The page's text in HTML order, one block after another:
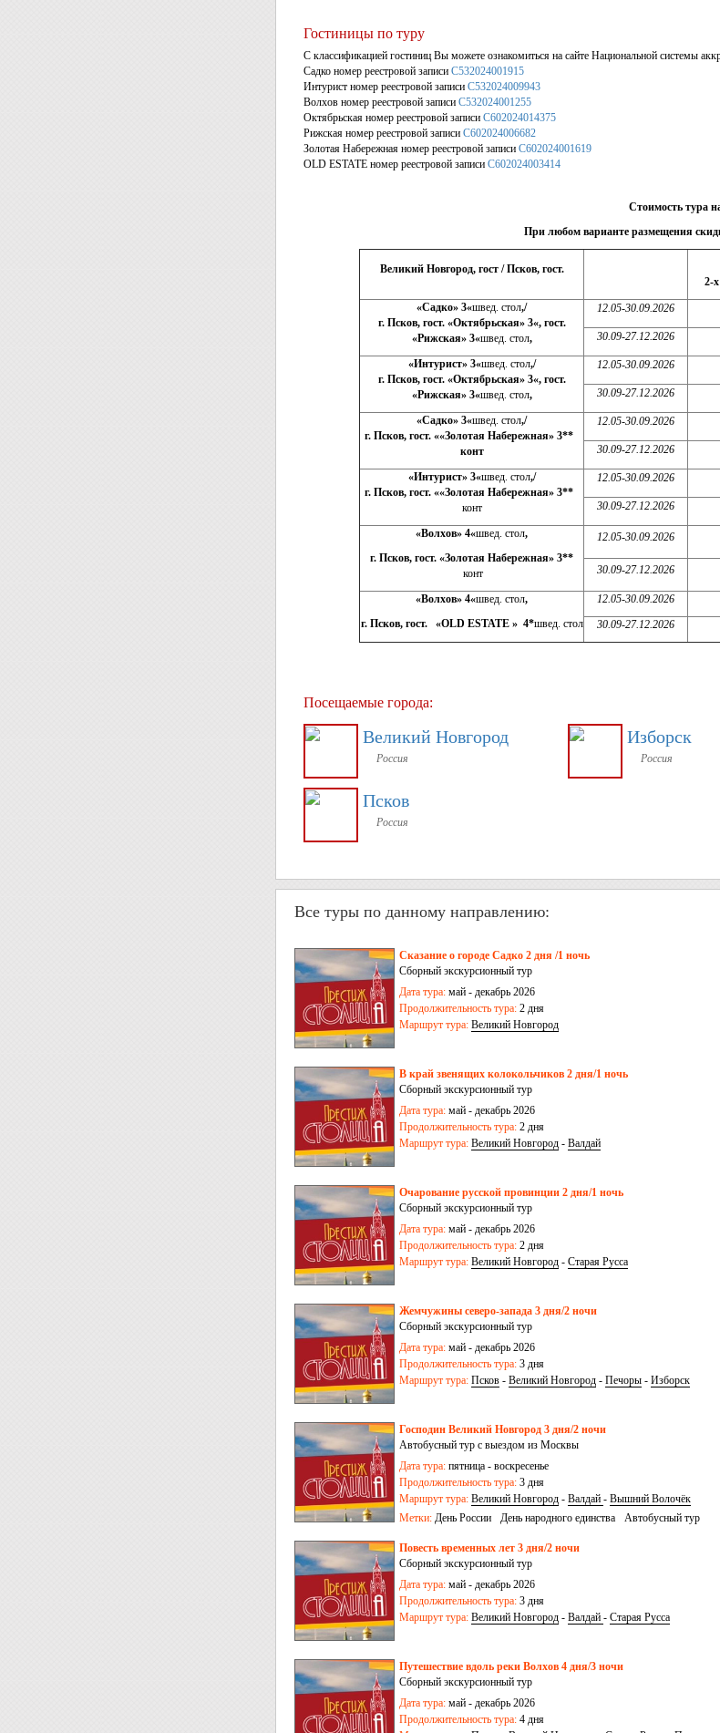
Гостиницы по туру
С классификацией гостиниц Вы можете ознакомиться на сайте Национальной системы
Садко номер реестровой записи С532024001915
Интурист номер реестровой записи С532024009943
Волхов номер реестровой записи С532024001255
Октябрьская номер реестровой записи С602024014375
Рижская номер реестровой записи С602024006682
Золотая Набережная номер реестровой записи С602024001619
OLD ESTATE номер реестровой записи С602024003414
Стоимость тура
При любом варианте размещения
Великий Новгород, гост / Псков, гост.
2-
«Садко» 3«швед. стол,/
г. Псков, гост. «Октябрьская» 3«, гост.
«Рижская» 3«швед. стол,
12.05-30.09.2026
30.09-27.12.2026
«Интурист» 3«швед. стол,/
г. Псков, гост. «Октябрьская» 3«, гост.
«Рижская» 3«швед. стол,
12.05-30.09.2026
30.09-27.12.2026
«Садко» 3«швед. стол,/
г. Псков, гост. ««Золотая Набережная» 3**
конт
12.05-30.09.2026
30.09-27.12.2026
«Интурист» 3«швед. стол,/
г. Псков, гост. ««Золотая Набережная» 3**
конт
12.05-30.09.2026
30.09-27.12.2026
«Волхов» 4«швед. стол,
г. Псков, гост. «Золотая Набережная» 3**
конт
12.05-30.09.2026
30.09-27.12.2026
«Волхов» 4«швед. стол,
г. Псков, гост. «OLD ESTATE » 4*швед. стол
12.05-30.09.2026
30.09-27.12.2026
Посещаемые города:
Великий Новгород
Россия
Изборск
Россия
Псков
Россия
Все туры по данному направлению:
Сказание о городе Садко 2 дня /1 ночь
Сборный экскурсионный тур
Дата тура: май - декабрь 2026
Продолжительность тура: 2 дня
Маршрут тура: Великий Новгород
В край звенящих колокольчиков 2 дня/1 ночь
Сборный экскурсионный тур
Дата тура: май - декабрь 2026
Продолжительность тура: 2 дня
Маршрут тура: Великий Новгород - Валдай
Очарование русской провинции 2 дня/1 ночь
Сборный экскурсионный тур
Дата тура: май - декабрь 2026
Продолжительность тура: 2 дня
Маршрут тура: Великий Новгород - Старая Русса
Жемчужины северо-запада 3 дня/2 ночи
Сборный экскурсионный тур
Дата тура: май - декабрь 2026
Продолжительность тура: 3 дня
Маршрут тура: Псков - Великий Новгород - Печоры - Изборск
Господин Великий Новгород 3 дня/2 ночи
Автобусный тур с выездом из Москвы
Дата тура: пятница - воскресенье
Продолжительность тура: 3 дня
Маршрут тура: Великий Новгород - Валдай - Вышний Волочёк
Метки: День России День народного единства Автобусный тур
Повесть временных лет 3 дня/2 ночи
Сборный экскурсионный тур
Дата тура: май - декабрь 2026
Продолжительность тура: 3 дня
Маршрут тура: Великий Новгород - Валдай - Старая Русса
Путешествие вдоль реки Волхов 4 дня/3 ночи
Сборный экскурсионный тур
Дата тура: май - декабрь 2026
Продолжительность тура: 4 дня